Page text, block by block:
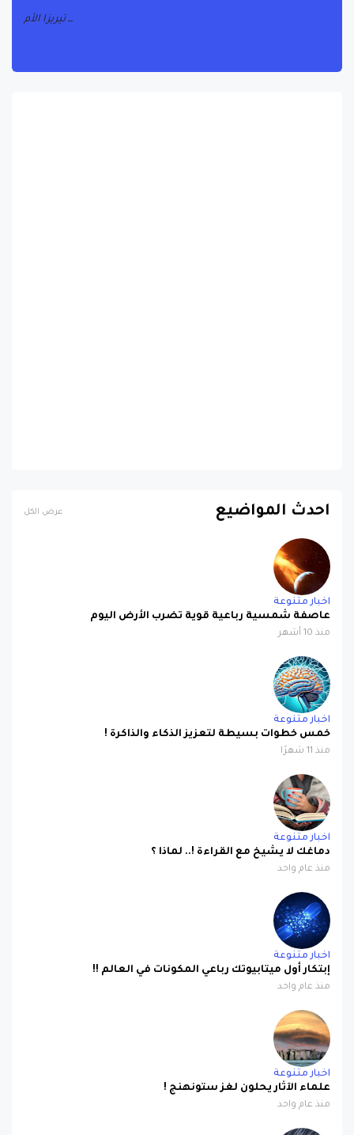
اخبار متنوعة
عاصفة شمسية رباعية قوية تضرب الأرض اليوم
منذ 10 أشهر
اخبار متنوعة
خمس خطوات بسيطة لتعزيز الذكاء والذاكرة !
منذ 11 شهرًا
اخبار متنوعة
دماغك لا يشيخ مع القراءة !.. لماذا ؟
منذ عام واحد
اخبار متنوعة
إبتكار أول ميتابيوتك رباعي المكونات في العالم !!
منذ عام واحد
اخبار متنوعة
علماء الآثار يحلون لغز ستونهنج !
منذ عام واحد